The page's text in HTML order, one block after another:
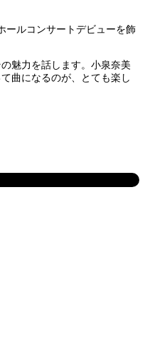
ールコンサートデビューを飾
魅力を話します。小泉奈美
曲になるのが、とても楽し